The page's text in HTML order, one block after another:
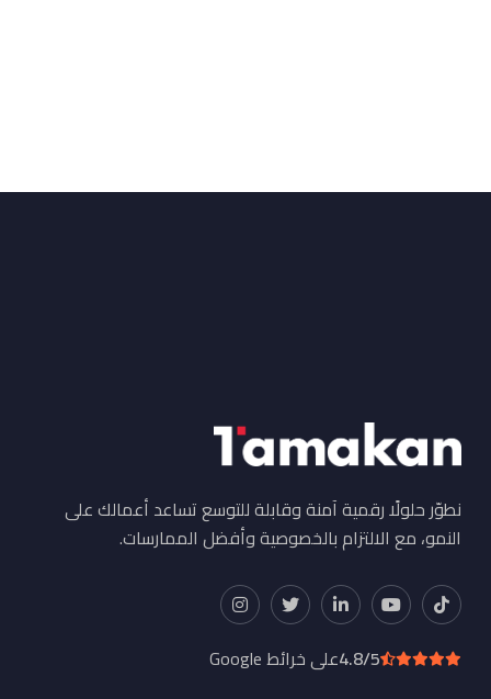
نطوّر حلولًا رقمية آمنة وقابلة للتوسع تساعد أعمالك على
النمو، مع الالتزام بالخصوصية وأفضل الممارسات.
4.8/5على خرائط Google